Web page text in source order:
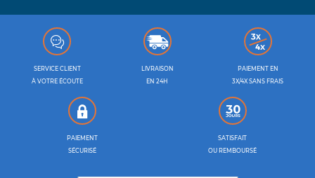
SERVICE CLIENT
À VOTRE ÉCOUTE
LIVRAISON
EN 24H
PAIEMENT EN
3X/4X SANS FRAIS
PAIEMENT
SÉCURISÉ
SATISFAIT
OU REMBOURSÉ